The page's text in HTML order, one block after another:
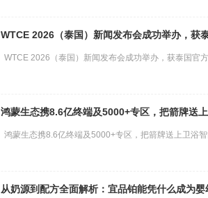
WTCE 2026（泰国）新闻发布会成功举办，获
WTCE 2026（泰国）新闻发布会成功举办，获泰国官
鸿蒙生态携8.6亿终端及5000+专区，把箭牌送
鸿蒙生态携8.6亿终端及5000+专区，把箭牌送上卫浴
从奶源到配方全面解析：宜品铂能凭什么成为